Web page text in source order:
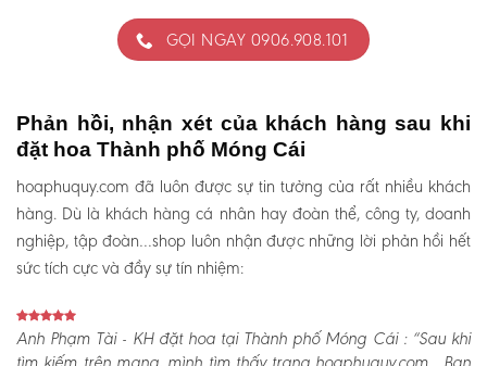
GỌI NGAY 0906.908.101
Phản hồi, nhận xét của khách hàng sau khi
đặt hoa Thành phố Móng Cái
hoaphuquy.com đã luôn được sự tin tưởng của rất nhiều khách
hàng. Dù là khách hàng cá nhân hay đoàn thể, công ty, doanh
nghiệp, tập đoàn…shop luôn nhận được những lời phản hồi hết
sức tích cực và đầy sự tín nhiệm:
Anh Phạm Tài - KH đặt hoa tại Thành phố Móng Cái :“Sau khi